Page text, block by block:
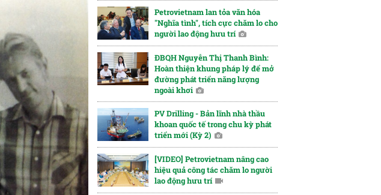
Petrovietnam lan tỏa văn hóa
"Nghĩa tình", tích cực chăm lo cho
người lao động hưu trí
ĐBQH Nguyễn Thị Thanh Bình:
Hoàn thiện khung pháp lý để mở
đường phát triển năng lượng
ngoài khơi
PV Drilling - Bản lĩnh nhà thầu
khoan quốc tế trong chu kỳ phát
triển mới (Kỳ 2)
[VIDEO] Petrovietnam nâng cao
hiệu quả công tác chăm lo người
lao động hưu trí